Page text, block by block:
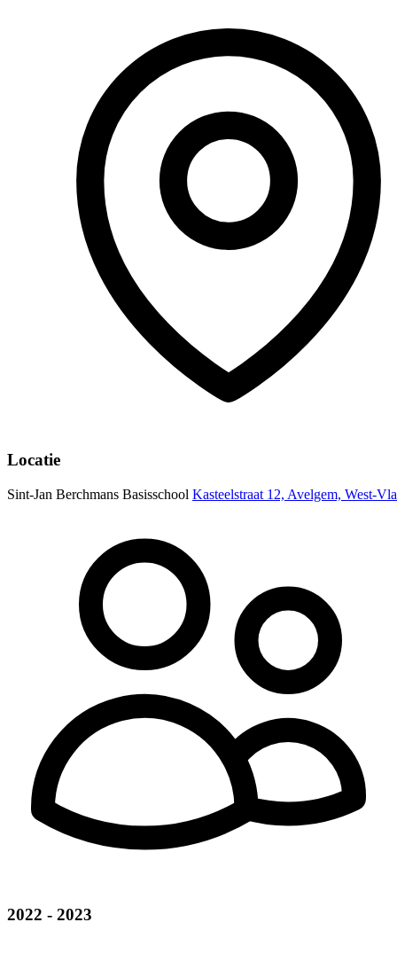
Locatie
Sint-Jan Berchmans Basisschool Kasteelstraat 12, Avelgem, West-
2022 - 2023